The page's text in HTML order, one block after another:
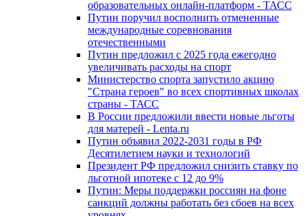
образовательных онлайн-платформ - ТАСС
Путин поручил восполнить отмененные
международные соревнования
отечественными
Путин предложил с 2025 года ежегодно
увеличивать расходы на спорт
Министерство спорта запустило акцию
"Страна героев" во всех спортивных школах
страны - ТАСС
В России предложили ввести новые льготы
для матерей - Lenta.ru
Путин объявил 2022-2031 годы в РФ
Десятилетием науки и технологий
Президент РФ предложил снизить ставку по
льготной ипотеке с 12 до 9%
Путин: Меры поддержки россиян на фоне
санкций должны работать без сбоев на всех